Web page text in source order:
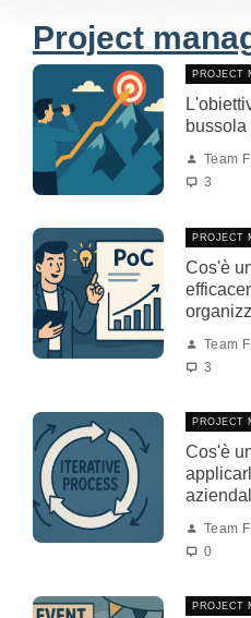
Project
PROJECT
Team
3
PROJECT
Cos'è
Team
3
PROJECT
Cos'è
Team
0
PROJECT